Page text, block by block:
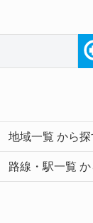
地域一覧 から探
路線・駅一覧